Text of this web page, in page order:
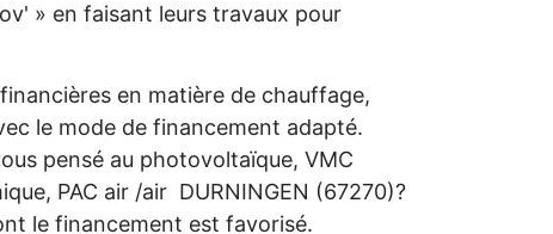
» en faisant leurs travaux pour
en matière de chauffage,
le mode de financement adapté.
pensé au photovoltaïque, VMC
PAC air /air DURNINGEN (67270)?
le financement est favorisé.